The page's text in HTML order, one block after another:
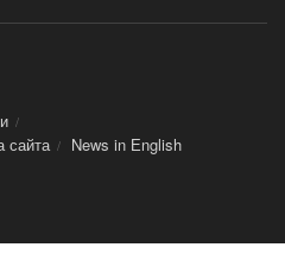
сайта
News in Еnglish